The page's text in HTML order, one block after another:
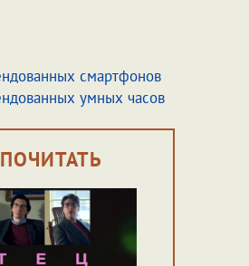
смартфонов
умных часов